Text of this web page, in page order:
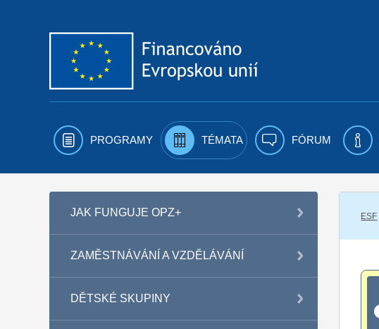
PROGRAMY TÉMATA FÓRUM
JAK FUNGUJE OPZ+
ZAMĚSTNÁVÁNÍ A VZDĚLÁVÁNÍ
DĚTSKÉ SKUPINY
ESF